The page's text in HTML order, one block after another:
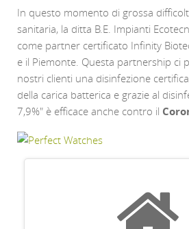
In questo momento di grossa
sanitaria, la ditta B.E. Impianti
come partner certificato Infinity
e il Piemonte. Questa partnership ci
nostri clienti una disinfezione
della carica batterica e grazie al
7,9%" è efficace anche contro il
uhren